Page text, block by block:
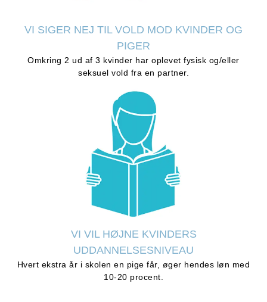
VI SIGER NEJ TIL VOLD MOD KVINDER OG
PIGER
Omkring 2 ud af 3 kvinder har oplevet fysisk og/eller
seksuel vold fra en partner.
VI VIL HØJNE KVINDERS
UDDANNELSESNIVEAU
Hvert ekstra år i skolen en pige får, øger hendes løn med
10-20 procent.